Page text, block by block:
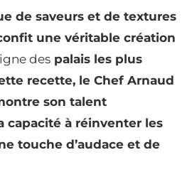
de saveurs et de textures
une véritable création
des palais les plus
recette, le Chef Arnaud
son talent
capacité à réinventer les
touche d’audace et de